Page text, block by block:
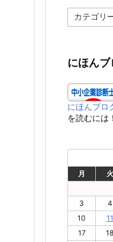
テ
ー
にほんブ
にほんブロ
を読むには！
月
火
3
4
10
11
17
18